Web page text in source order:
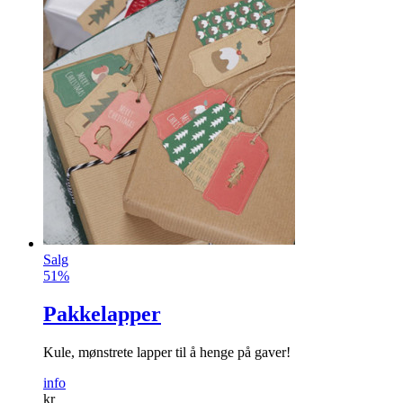
Salg
51%
Pakkelapper
Kule, mønstrete lapper til å henge på gaver!
info
kr